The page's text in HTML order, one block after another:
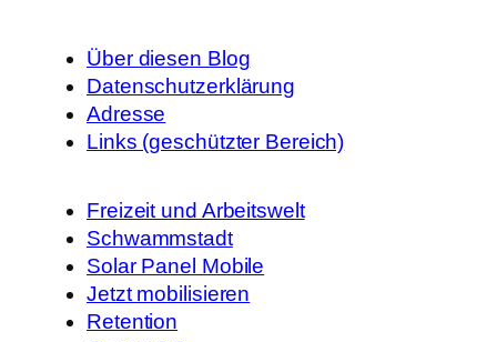
Über diesen Blog
Datenschutzerklärung
Adresse
Links (geschützter Bereich)
Freizeit und Arbeitswelt
Schwammstadt
Solar Panel Mobile
Jetzt mobilisieren
Retention